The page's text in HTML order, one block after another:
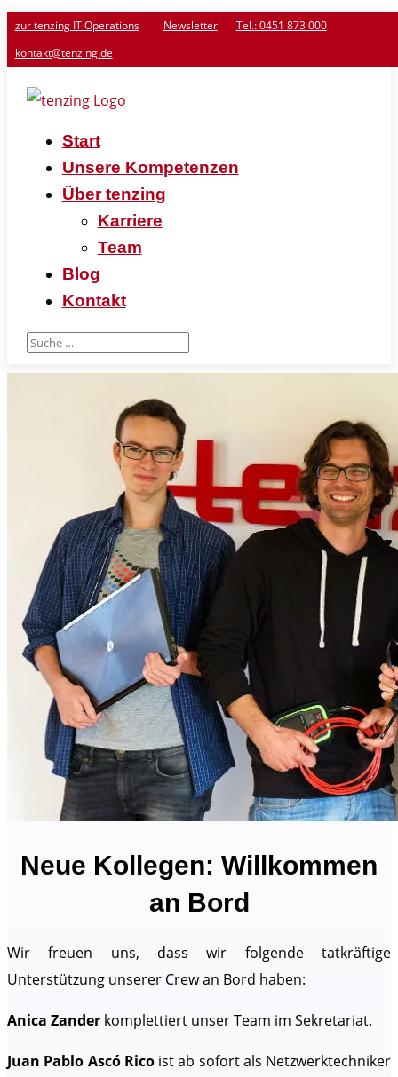
zur tenzing IT Operations Newsletter
Tel.: 0451 873 000
kontakt@tenzing.de
Start
Unsere Kompetenzen
Über tenzing
Karriere
Team
Blog
Kontakt
Neue Kollegen: Willkommen
an Bord
Wir freuen uns, dass wir folgende tatkräftige
Unterstützung unserer Crew an Bord haben:
Anica Zander komplettiert unser Team im Sekretariat.
Juan Pablo Ascó Rico ist ab sofort als Netzwerktechniker